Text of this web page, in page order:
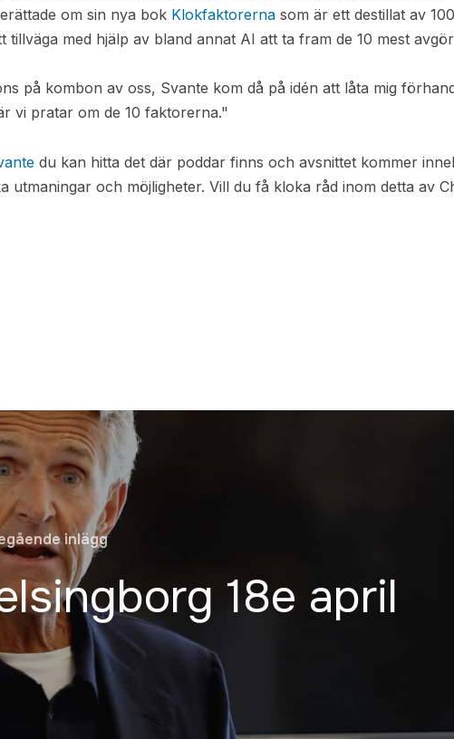
om sin nya bok Klokfaktorerna som är ett destillat av
med hjälp av bland annat AI att ta fram de 10 mest
på kombon av oss, Svante kom då på idén att låta mig
vi pratar om de 10 faktorerna."
du kan hitta det där poddar finns och avsnittet kommer
och möjligheter. Vill du få kloka råd inom detta av
inlägg
18e april